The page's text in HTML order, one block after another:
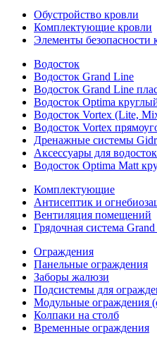
Обустройство кровли
Комплектующие кровли
Элементы безопасности
Водосток
Водосток Grand Line
Водосток Grand Line
Водосток Optima
Водосток Vortex (Lite,
Водосток Vortex
Дренажные системы
Аксессуары для
Водосток Optima Matt
Комплектующие
Антисептик и
Вентиляция помещений
Грядочная система
Ограждения
Панельные ограждения
Заборы жалюзи
Подсистемы для
Модульные ограждения
Колпаки на столб
Временные ограждения